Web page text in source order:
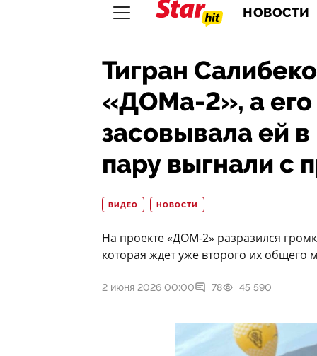
НОВОСТИ
Тигран
«ДОМа-2», а
засовывала ей
пару выгнали с
ВИДЕО НОВОСТИ
На проекте «ДОМ-2» разразился
которая ждет уже второго их общего
2 июня 2026 00:00 78 45 590